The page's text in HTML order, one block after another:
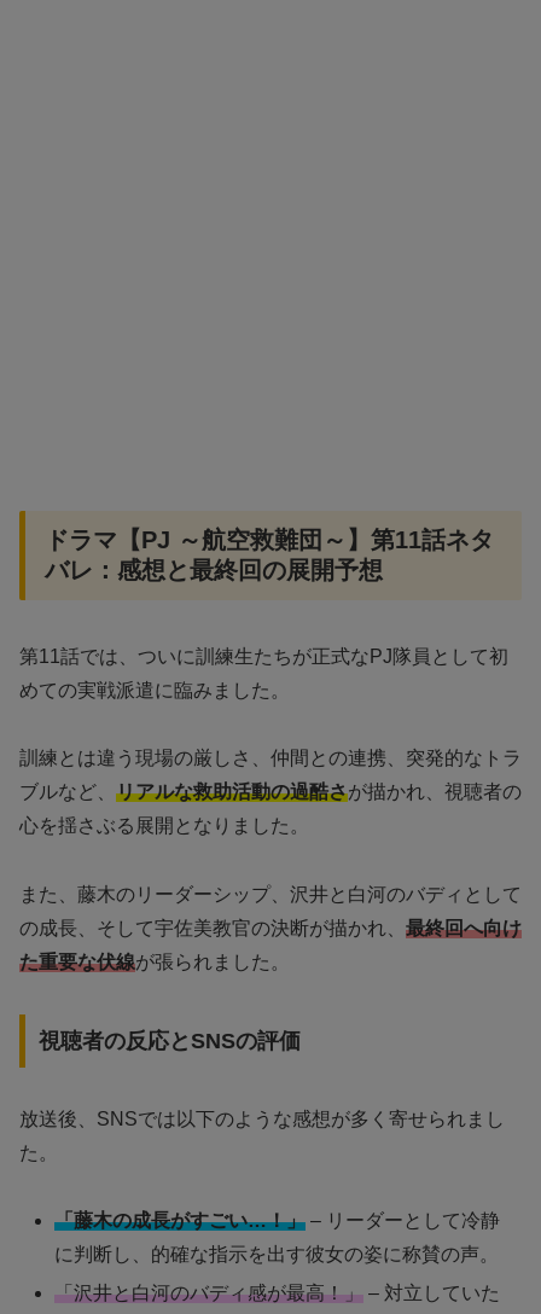
ドラマ【PJ ～航空救難団～】第11話ネタ
バレ：感想と最終回の展開予想
第11話では、ついに訓練生たちが正式なPJ隊員として初
めての実戦派遣に臨みました。
訓練とは違う現場の厳しさ、仲間との連携、突発的なトラ
ブルなど、 リアルな救助活動の過酷さが描かれ、視聴者の
心を揺さぶる展開となりました。
また、藤木のリーダーシップ、沢井と白河のバディとして
の成長、そして宇佐美教官の決断が描かれ、 最終回へ向け
た重要な伏線が張られました。
視聴者の反応とSNSの評価
放送後、SNSでは以下のような感想が多く寄せられまし
た。
「藤木の成長がすごい…！」 – リーダーとして冷静
に判断し、的確な指示を出す彼女の姿に称賛の声。
「沢井と白河のバディ感が最高！」 – 対立していた